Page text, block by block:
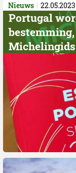
Nieuws 22.05.2023
Portugal
bestemming,
Michelingids